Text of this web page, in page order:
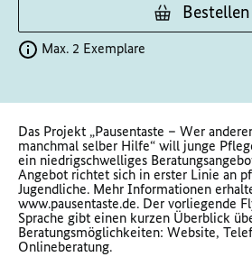
Bestellen
Max. 2 Exemplare
Das Projekt „Pausentaste – Wer
manchmal selber Hilfe“ will junge
ein niedrigschwelliges
Angebot richtet sich in erster Linie an
Jugendliche. Mehr Informationen
www.pausentaste.de. Der vorliegende
Sprache gibt einen kurzen Überblick
Beratungsmöglichkeiten: Website,
Onlineberatung.